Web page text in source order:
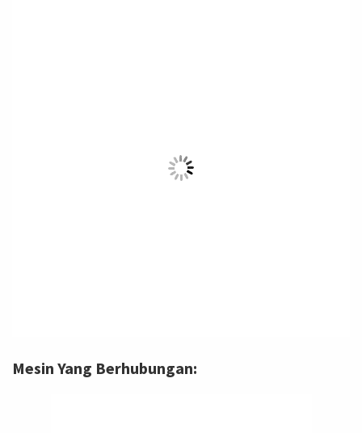
Mesin Yang Berhubungan: